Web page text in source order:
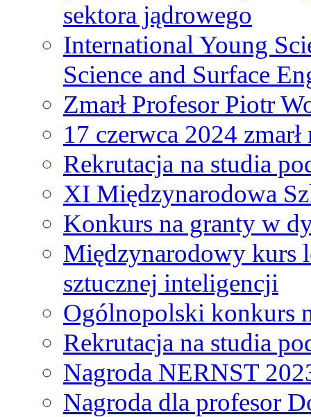
sektora jądrowego
International Young
Science and Surface
Zmarł Profesor Piotr
17 czerwca 2024
Rekrutacja na studia
XI Międzynarodowa
Konkurs na granty w
Międzynarodowy kurs
sztucznej inteligencji
Ogólnopolski konkurs
Rekrutacja na studia
Nagroda NERNST
Nagroda dla profesor